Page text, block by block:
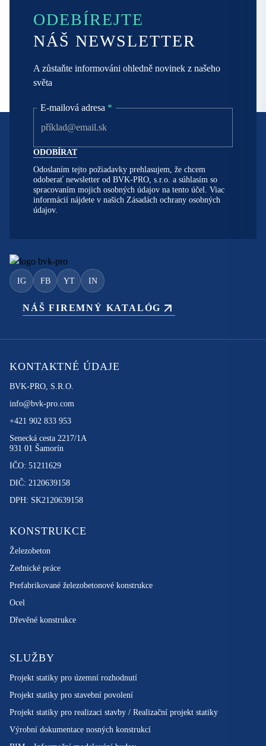
ODEBÍREJTE
NÁŠ NEWSLETTER
A zůstaňte informováni ohledně novinek z našeho
světa
E-mailová adresa *
Odoslaním tejto požiadavky prehlasujem, že chcem
odoberať newsletter od BVK-PRO, s.r.o. a súhlasím so
spracovaním mojich osobných údajov na tento účel. Viac
informácií nájdete v našich Zásadách ochrany osobných
údajov.
IG FB YT IN
NÁŠ FIREMNÝ KATALÓG
KONTAKTNÉ ÚDAJE
BVK-PRO, S.R.O.
info@bvk-pro.com
+421 902 833 953
Senecká cesta 2217/1A
931 01 Šamorín
IČO: 51211629
DIČ: 2120639158
DPH: SK2120639158
KONSTRUKCE
Železobeton
Zednické práce
Prefabrikované železobetonové konstrukce
Ocel
Dřevěné konstrukce
SLUŽBY
Projekt statiky pro územní rozhodnutí
Projekt statiky pro stavební povolení
Projekt statiky pro realizaci stavby / Realizační projekt statiky
Výrobní dokumentace nosných konstrukcí